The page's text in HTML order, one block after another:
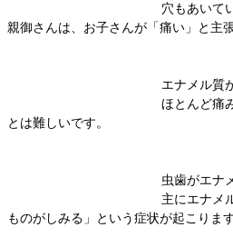
穴もあいて
親御さんは、お子さんが「痛い」と主
エナメル質
ほとんど痛
とは難しいです。
虫歯がエナ
主にエナメ
ものがしみる」という症状が起こりま